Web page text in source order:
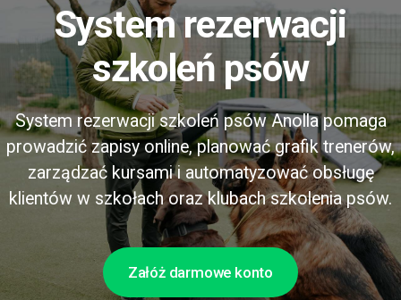
System rezerwacji
szkoleń psów
System rezerwacji szkoleń psów Anolla pomaga
prowadzić zapisy online, planować grafik trenerów,
zarządzać kursami i automatyzować obsługę
klientów w szkołach oraz klubach szkolenia psów.
Załóż darmowe konto